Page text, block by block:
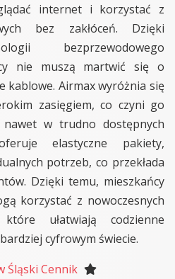
internet i korzystać z
bez zakłóceń. Dzięki
bezprzewodowego
nie muszą martwić się o
kablowe. Airmax wyróżnia się
zasięgiem, co czyni go
nawet w trudno dostępnych
elastyczne pakiety,
potrzeb, co przekłada
Dzięki temu, mieszkańcy
korzystać z nowoczesnych
ułatwiają codzienne
cyfrowym świecie.
Śląski Cennik